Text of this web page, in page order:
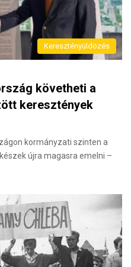
Keresztényüldözés
követheti a
keresztények
kormányzati szinten a
újra magasra emelni –